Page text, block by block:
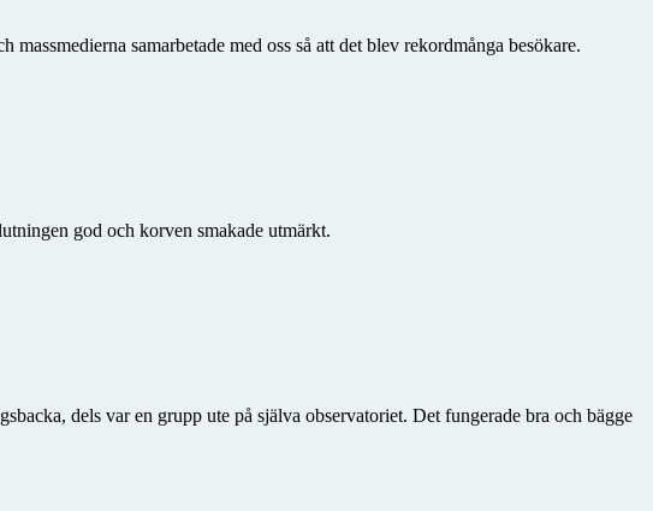
samarbetade med oss så att det blev rekordmånga besökare.
god och korven smakade utmärkt.
dels var en grupp ute på själva observatoriet. Det fungerade bra och bägge